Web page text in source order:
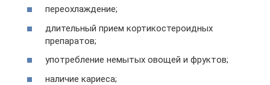
переохлаждение;
длительный прием кортикостероидных
препаратов;
употребление немытых овощей и фруктов;
наличие кариеса;